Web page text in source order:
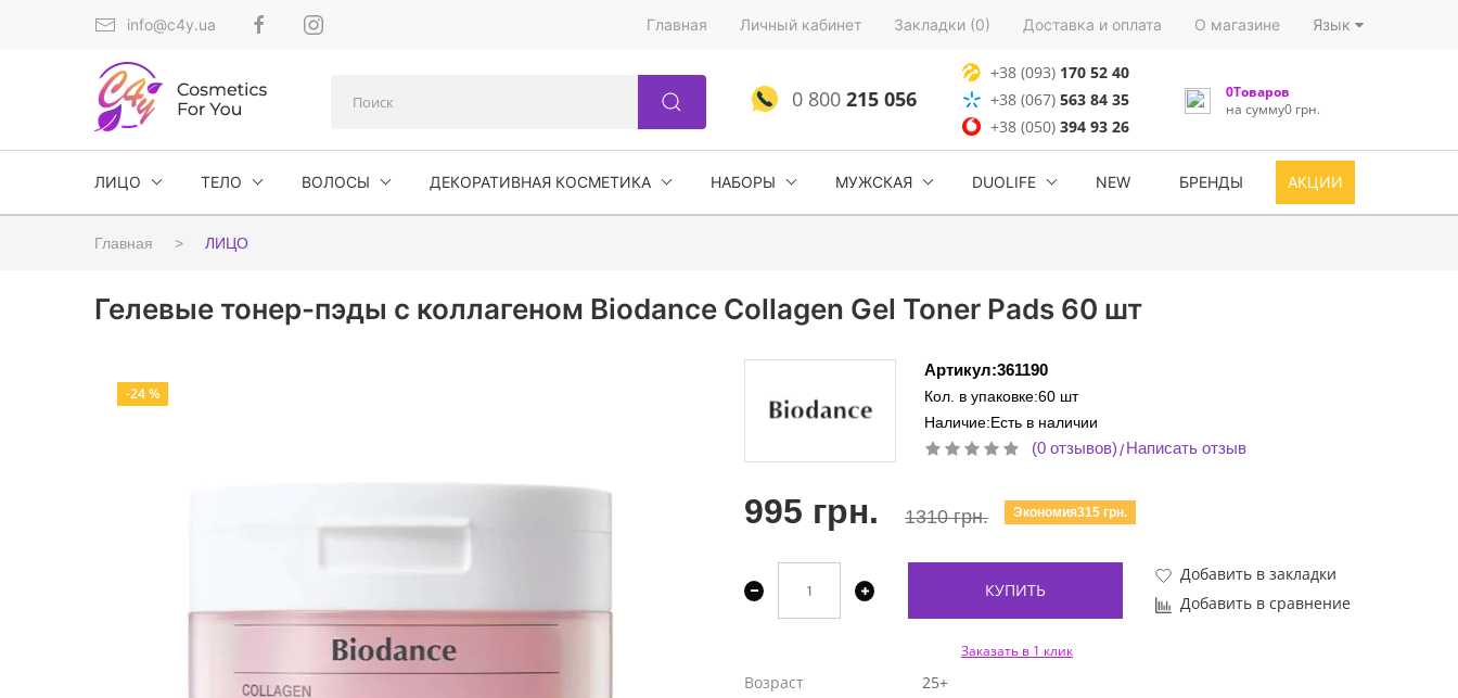
info@c4y.ua Главная Личный кабинет Закладки (0) Доставка и оплата О магазине Язык
0 800215 056
+38 (093) 170 52 40
+38 (067) 563 84 35
+38 (050)394 93 26
0Товаров
на сумму0 грн.
ЛИЦО ТЕЛО ВОЛОСЫ ДЕКОРАТИВНАЯ КОСМЕТИКА НАБОРЫ МУЖСКАЯ DUOLIFE NEW БРЕНДЫ АКЦИИ
Главная ЛИЦО
Гелевые тонер-пэды с коллагеном Biodance Collagen Gel Toner Pads 60 шт
-24 %
Артикул:361190
Кол. в упаковке:60 шт
Наличие:Есть в наличии
(0 отзывов)/Написать отзыв
995 грн. 1310 грн. Экономия315 грн.
КУПИТЬ
Добавить в закладки
Добавить в сравнение
Заказать в 1 клик
Возраст
25+